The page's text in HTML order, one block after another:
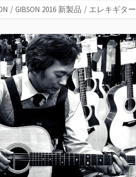
/ GIBSON 2016 新製品 / エレキギター